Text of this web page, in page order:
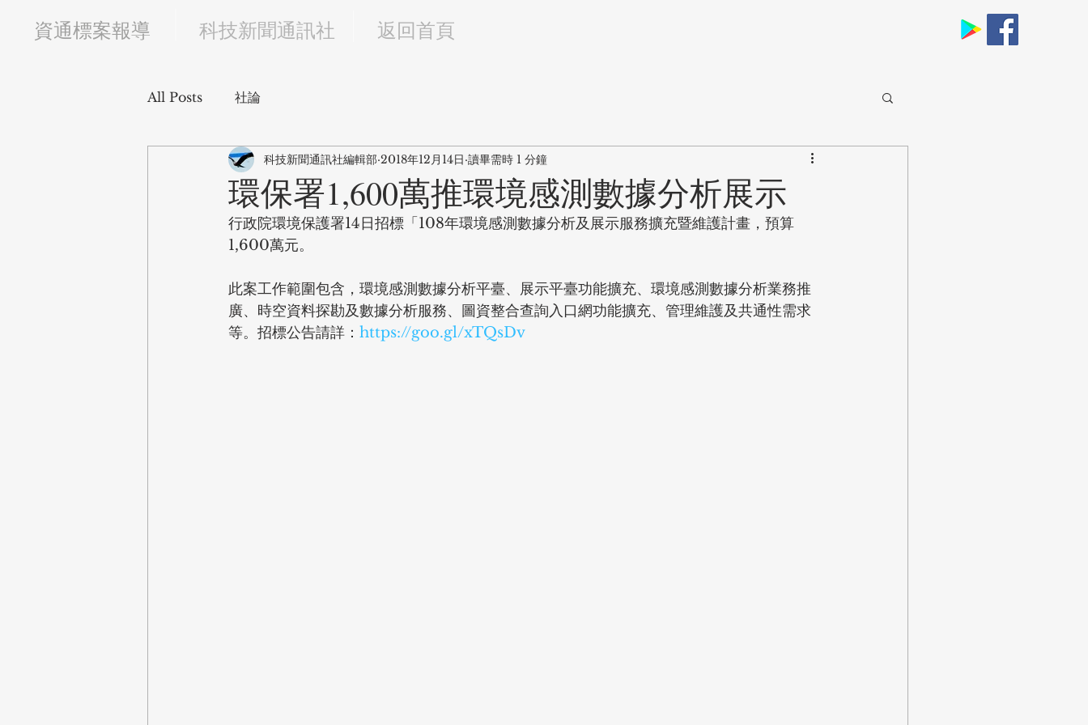
​資通標案報導 科技新聞通訊社 返回首頁
All Posts 社論
環保署1,600萬推環境感測數據分析展示
科技新聞通訊社編輯部 2018年12月14日 讀畢需時 1 分鐘
行政院環境保護署14日招標「108年環境感測數據分析及展示服務擴充暨維護計畫，預算
1,600萬元。
此案工作範圍包含，環境感測數據分析平臺、展示平臺功能擴充、環境感測數據分析業務推
廣、時空資料探勘及數據分析服務、圖資整合查詢入口網功能擴充、管理維護及共通性需求
等。招標公告請詳： https://goo.gl/xTQsDv